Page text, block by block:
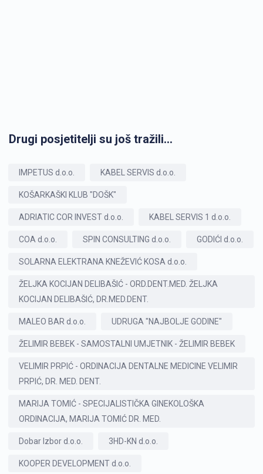
Drugi posjetitelji su još tražili...
IMPETUS d.o.o. KABEL SERVIS d.o.o.
KOŠARKAŠKI KLUB "DOŠK"
ADRIATIC COR INVEST d.o.o. KABEL SERVIS 1 d.o.o.
COA d.o.o. SPIN CONSULTING d.o.o. GODIĆI d.o.o.
SOLARNA ELEKTRANA KNEŽEVIĆ KOSA d.o.o.
ŽELJKA KOCIJAN DELIBAŠIĆ - ORD.DENT.MED. ŽELJKA
KOCIJAN DELIBAŠIĆ, DR.MED.DENT.
MALEO BAR d.o.o. UDRUGA "NAJBOLJE GODINE"
ŽELIMIR BEBEK - SAMOSTALNI UMJETNIK - ŽELIMIR BEBEK
VELIMIR PRPIĆ - ORDINACIJA DENTALNE MEDICINE VELIMIR
PRPIĆ, DR. MED. DENT.
MARIJA TOMIĆ - SPECIJALISTIČKA GINEKOLOŠKA
ORDINACIJA, MARIJA TOMIĆ DR. MED.
Dobar Izbor d.o.o. 3HD-KN d.o.o.
KOOPER DEVELOPMENT d.o.o.